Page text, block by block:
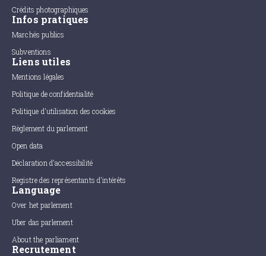
Crédits photographiques
Infos pratiques
Marchés publics
Subventions
Liens utiles
Mentions légales
Politique de confidentialité
Politique d'utilisation des cookies
Règlement du parlement
Open data
Déclaration d'accessibilité
Registre des représentants d'intérêts
Language
Over het parlement
Uber das parlement
About the parliament
Recrutement